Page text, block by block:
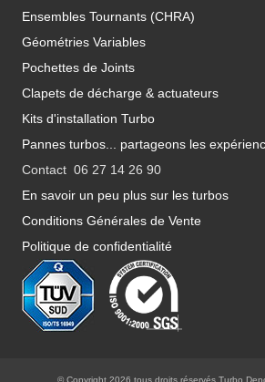
Ensembles Tournants (CHRA)
Géométries Variables
Pochettes de Joints
Clapets de décharge & actuateurs
Kits d'installation Turbo
Pannes turbos... partageons les
Contact 06 27 14 26 90
En savoir un peu plus sur les turbos
Conditions Générales de Vente
Politique de confidentialité
© Copyright 2026 tous droits réservés Turbo